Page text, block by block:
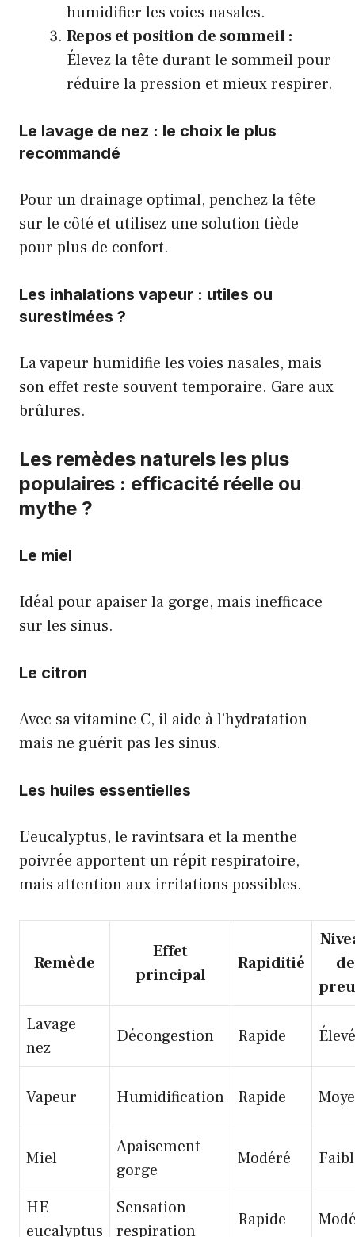
humidifier les voies nasales.
Repos et position de sommeil :
Élevez la tête durant le sommeil pour
réduire la pression et mieux respirer.
Le lavage de nez : le choix le plus
recommandé
Pour un drainage optimal, penchez la tête
sur le côté et utilisez une solution tiède
pour plus de confort.
Les inhalations vapeur : utiles ou
surestimées ?
La vapeur humidifie les voies nasales, mais
son effet reste souvent temporaire. Gare aux
brûlures.
Les remèdes naturels les plus
populaires : efficacité réelle ou
mythe ?
Le miel
Idéal pour apaiser la gorge, mais inefficace
sur les sinus.
Le citron
Avec sa vitamine C, il aide à l’hydratation
mais ne guérit pas les sinus.
Les huiles essentielles
L’eucalyptus, le ravintsara et la menthe
poivrée apportent un répit respiratoire,
mais attention aux irritations possibles.
Remède
Effet
principal
Rapiditié
de
Lavage
nez
Décongestion Rapide Élevé
Vapeur Humidification Rapide
Miel
Apaisement
gorge
Modéré
HE
eucalyptus
Sensation
respiration
Rapide